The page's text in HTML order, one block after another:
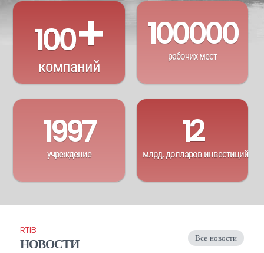
100+
компаний
100000
рабочих мест
1997
учреждение
12
млрд. долларов инвестиций
Все новости
RTIB
НОВОСТИ